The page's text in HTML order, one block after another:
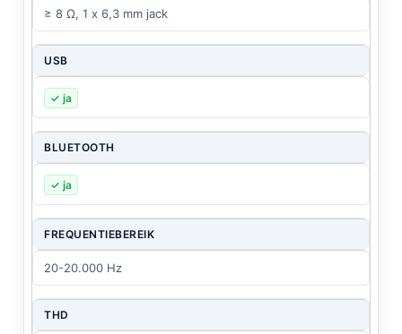
≥ 8 Ω, 1 x 6,3 mm jack
USB
✓ ja
BLUETOOTH
✓ ja
FREQUENTIEBEREIK
20-20.000 Hz
THD